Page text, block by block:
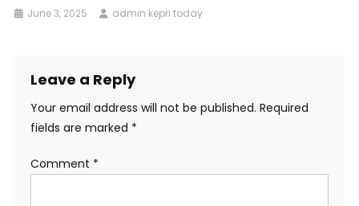
June 3, 2025 admin kepri today
Leave a Reply
Your email address will not be published. Required
fields are marked *
Comment *